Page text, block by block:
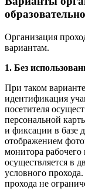
Организация
вариантам.
1. Без
При таком
идентификация
посетителя
персональной
и фиксации в базе
отображением
монитора
осуществляется в
условного
прохода не